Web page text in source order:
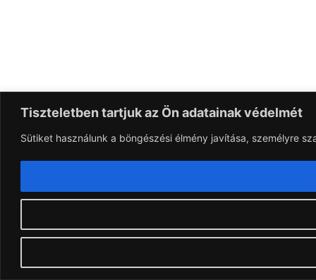
Tiszteletben tartjuk az Ön adatainak védelmét
Sütiket használunk a böngészési élmény javítása, személyre